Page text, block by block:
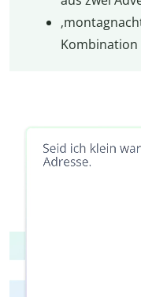
Kombination